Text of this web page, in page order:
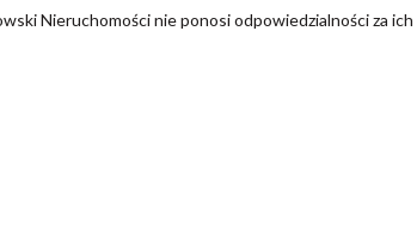
Nieruchomości nie ponosi odpowiedzialności za ich